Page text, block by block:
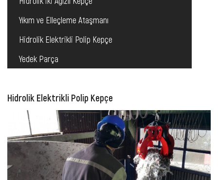
Yıkım ve Elleçleme Ataşmanı
Hidrolik Elektrikli Polip Kepçe
Yedek Parça
Hidrolik Elektrikli Polip Kepçe